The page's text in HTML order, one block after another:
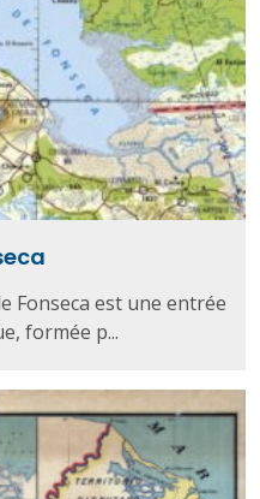
Fonseca est une entrée
formée p...